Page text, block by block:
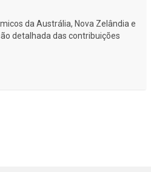
da Austrália, Nova Zelândia e
detalhada das contribuições